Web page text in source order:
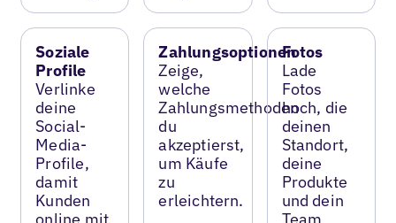
Soziale
Profile
Verlinke
deine
Social-
Media-
Profile,
damit
Kunden
online mit
Zahlungsoptionen
Zeige,
welche
Zahlungsmethoden
du
akzeptierst,
um Käufe
zu
erleichtern.
Fotos
Lade
Fotos
hoch, die
deinen
Standort,
deine
Produkte
und dein
Team